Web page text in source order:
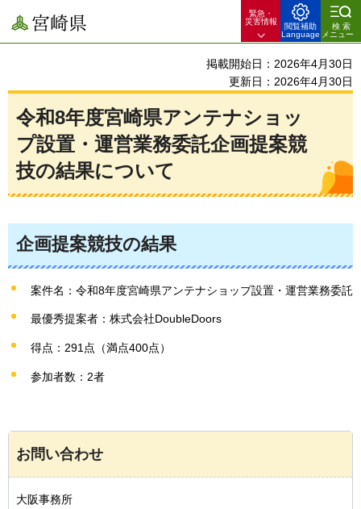
宮崎県
緊急・
災害情報
閲覧補助
Language
検索
メニュー
掲載開始日：2026年4月30日
更新日：2026年4月30日
令和8年度宮崎県アンテナショッ
プ設置・運営業務委託企画提案競
技の結果について
企画提案競技の結果
案件名：令和8年度宮崎県アンテナショップ設置・運営業務委託
最優秀提案者：株式会社DoubleDoors
得点：291点（満点400点）
参加者数：2者
お問い合わせ
大阪事務所